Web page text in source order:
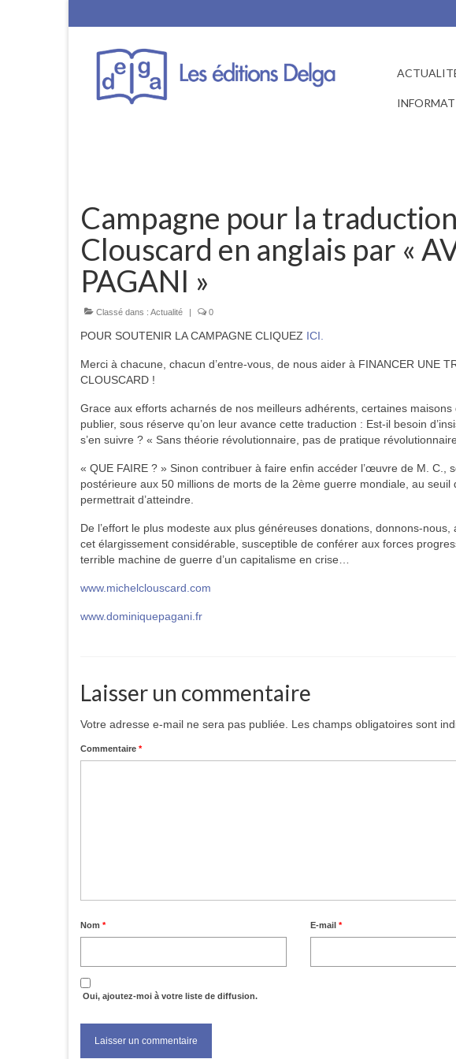
Campagne pour la
Clouscard en anglais par «
PAGANI »
Classé dans : Actualité | 0
POUR SOUTENIR LA CAMPAGNE CLIQUEZ ICI.
Merci à chacune, chacun d’entre-vous, de nous aider à FINANCER UNE
CLOUSCARD !
Grace aux efforts acharnés de nos meilleurs adhérents, certaines
publier, sous réserve qu’on leur avance cette traduction : Est-il besoin
s’en suivre ? « Sans théorie révolutionnaire, pas de pratique
« QUE FAIRE ? » Sinon contribuer à faire enfin accéder l’œuvre de M. C.,
postérieure aux 50 millions de morts de la 2ème guerre mondiale, au
permettrait d’atteindre.
De l’effort le plus modeste aux plus généreuses donations, donnons-
cet élargissement considérable, susceptible de conférer aux forces
terrible machine de guerre d’un capitalisme en crise…
www.michelclouscard.com
www.dominiquepagani.fr
Laisser un commentaire
Votre adresse e-mail ne sera pas publiée. Les champs obligatoires sont
Commentaire *
Nom * E-mail*
Oui, ajoutez-moi à votre liste de diffusion.